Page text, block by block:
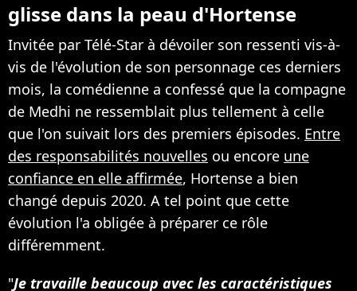
glisse dans la peau d'Hortense
Invitée par Télé-Star à dévoiler son ressenti vis-à-
vis de l'évolution de son personnage ces derniers
mois, la comédienne a confessé que la compagne
de Medhi ne ressemblait plus tellement à celle
que l'on suivait lors des premiers épisodes. Entre
des responsabilités nouvelles ou encore une
confiance en elle affirmée, Hortense a bien
changé depuis 2020. A tel point que cette
évolution l'a obligée à préparer ce rôle
différemment.
"Je travaille beaucoup avec les caractéristiques